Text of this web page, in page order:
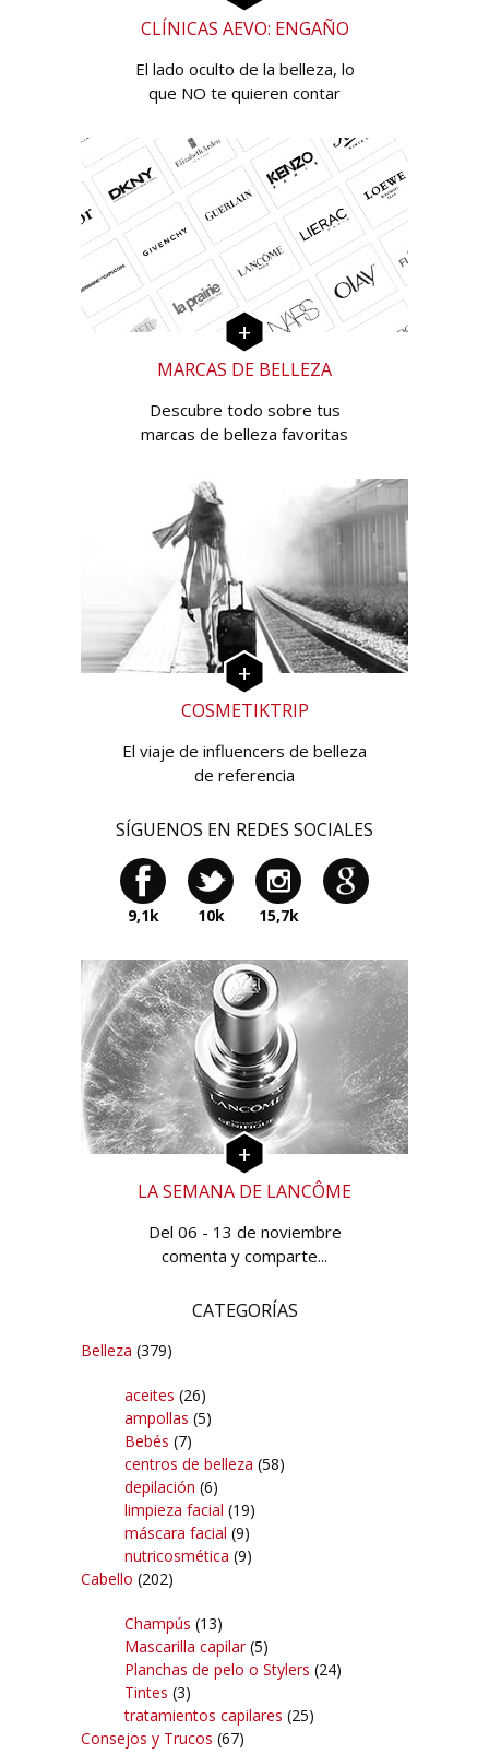
CLÍNICAS AEVO: ENGAÑO
El lado oculto de la belleza, lo
que NO te quieren contar
MARCAS DE BELLEZA
Descubre todo sobre tus
marcas de belleza favoritas
COSMETIKTRIP
El viaje de influencers de belleza
de referencia
SÍGUENOS EN REDES SOCIALES
9,1k 10k 15,7k
LA SEMANA DE LANCÔME
Del 06 - 13 de noviembre
comenta y comparte...
CATEGORÍAS
Belleza (379)
aceites (26)
ampollas (5)
Bebés (7)
centros de belleza (58)
depilación (6)
limpieza facial (19)
máscara facial (9)
nutricosmética (9)
Cabello (202)
Champús (13)
Mascarilla capilar(5)
Planchas de pelo o Stylers (24)
Tintes (3)
tratamientos capilares (25)
Consejos y Trucos (67)